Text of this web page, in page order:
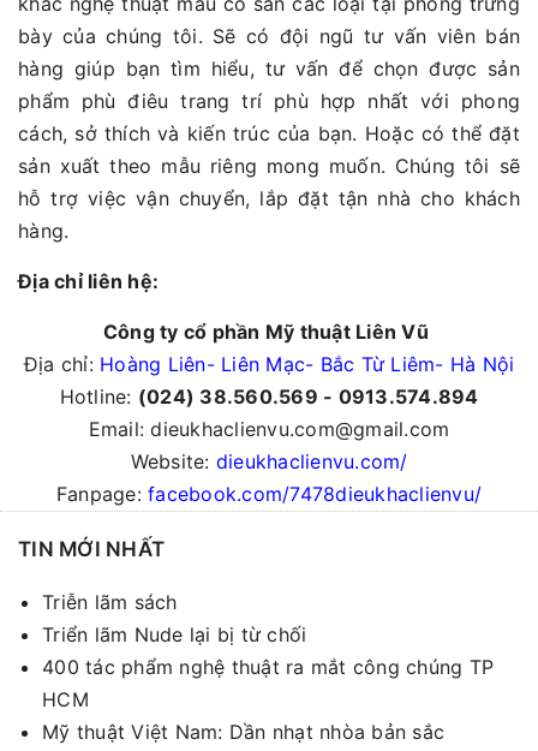
bày của chúng tôi. Sẽ có đội ngũ tư vấn viên bán
hàng giúp bạn tìm hiểu, tư vấn để chọn được sản
phẩm phù điêu trang trí phù hợp nhất với phong
cách, sở thích và kiến trúc của bạn. Hoặc có thể đặt
sản xuất theo mẫu riêng mong muốn. Chúng tôi sẽ
hỗ trợ việc vận chuyển, lắp đặt tận nhà cho khách
hàng.
Địa chỉ liên hệ:
Công ty cổ phần Mỹ thuật Liên Vũ
Địa chỉ: Hoàng Liên- Liên Mạc- Bắc Từ Liêm- Hà Nội
Hotline: (024) 38.560.569 - 0913.574.894
Email: dieukhaclienvu.com@gmail.com
Website: dieukhaclienvu.com/
Fanpage:facebook.com/7478dieukhaclienvu/
TIN MỚI NHẤT
Triễn lãm sách
Triển lãm Nude lại bị từ chối
400 tác phẩm nghệ thuật ra mắt công chúng TP
HCM
Mỹ thuật Việt Nam: Dần nhạt nhòa bản sắc